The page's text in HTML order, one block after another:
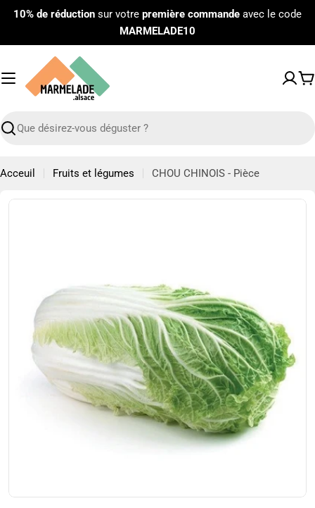
Passer10% de réduction sur votre première commande avec le code
MARMELADE10
Recherche
Acceuil Fruits et légumes CHOU CHINOIS - Pièce
Passer
Ouvrir le média 0 en mode modal